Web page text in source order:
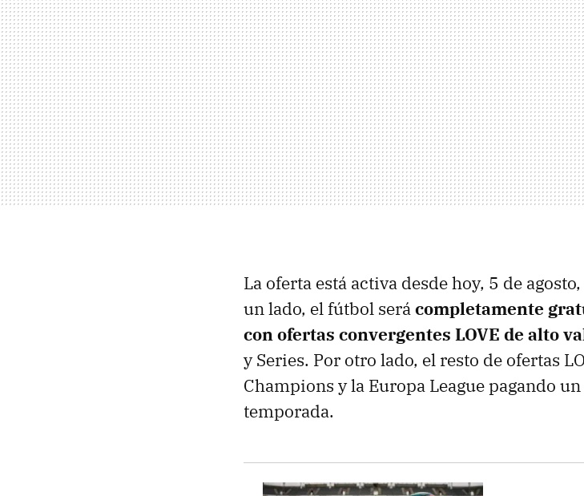
La oferta está activa desde hoy, 5 de
un lado, el fútbol serácompletamente
con ofertas convergentes LOVE de alto
y Series. Por otro lado, el resto de ofertas
Champions y la Europa League pagando
temporada.